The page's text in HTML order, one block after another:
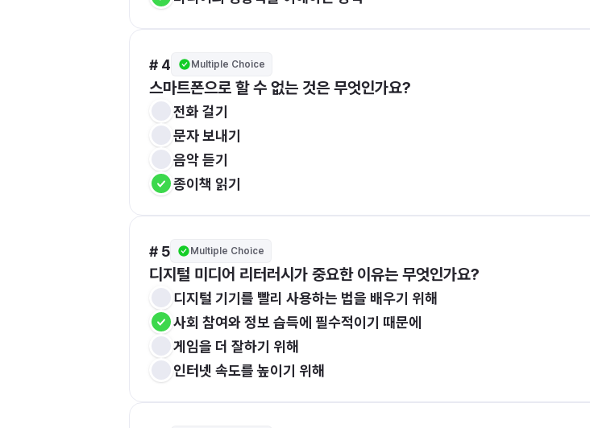
# 4 Multiple Choice
스마트폰으로 할 수 없는 것은 무엇인가요?
전화 걸기
문자 보내기
음악 듣기
종이책 읽기
# 5 Multiple Choice
디지털 미디어 리터러시가 중요한 이유는 무엇인가요?
디지털 기기를 빨리 사용하는 법을 배우기 위해
사회 참여와 정보 습득에 필수적이기 때문에
게임을 더 잘하기 위해
인터넷 속도를 높이기 위해